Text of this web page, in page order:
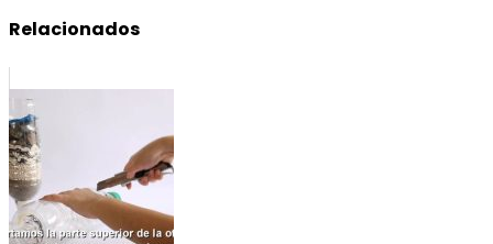
Relacionados